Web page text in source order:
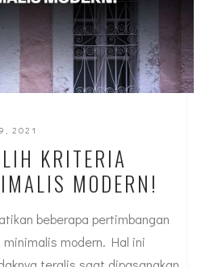
2021
KRITERIA
MODERN!
beberapa pertimbangan
modern. Hal ini